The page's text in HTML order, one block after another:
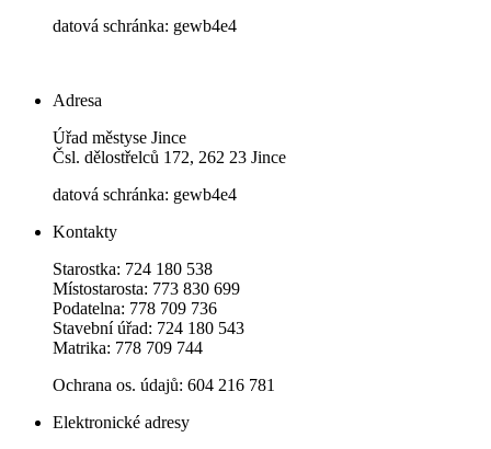
datová schránka: gewb4e4
Adresa
Úřad městyse Jince
Čsl. dělostřelců 172, 262 23 Jince
datová schránka: gewb4e4
Kontakty
Starostka: 724 180 538
Místostarosta: 773 830 699
Podatelna: 778 709 736
Stavební úřad: 724 180 543
Matrika: 778 709 744
Ochrana os. údajů: 604 216 781
Elektronické adresy